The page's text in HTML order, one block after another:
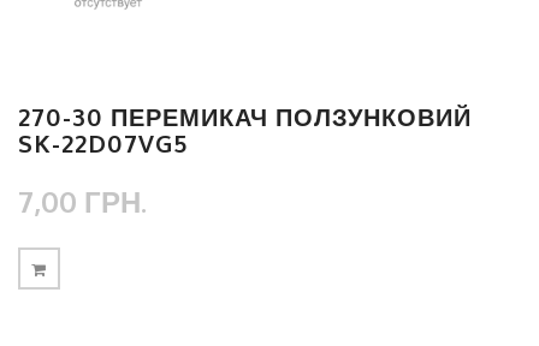
270-30 ПЕРЕМИКАЧ ПОЛЗУНКОВИЙ
SK-22D07VG5
7,00 ГРН.